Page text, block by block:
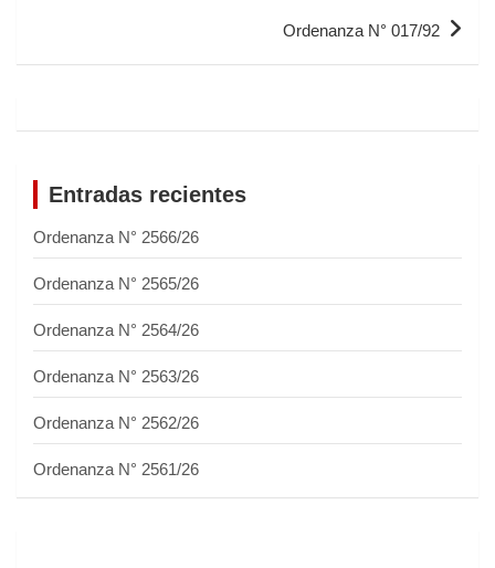
Ordenanza N° 017/92
Entradas recientes
Ordenanza N° 2566/26
Ordenanza N° 2565/26
Ordenanza N° 2564/26
Ordenanza N° 2563/26
Ordenanza N° 2562/26
Ordenanza N° 2561/26